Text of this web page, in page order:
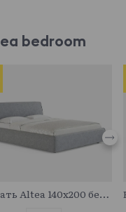
bedroom
Кровать Altea 140x200 без основания и подъемного механизма